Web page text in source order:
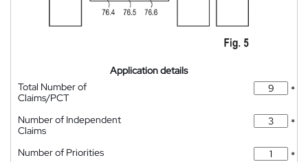
Application details
Total Number of
Claims/PCT
*
Number of Independent
Claims
*
Number of Priorities
*